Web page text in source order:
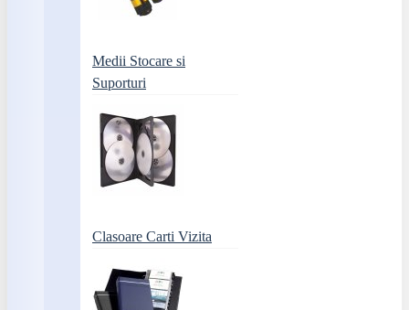
Medii Stocare si
Suporturi
Clasoare Carti Vizita